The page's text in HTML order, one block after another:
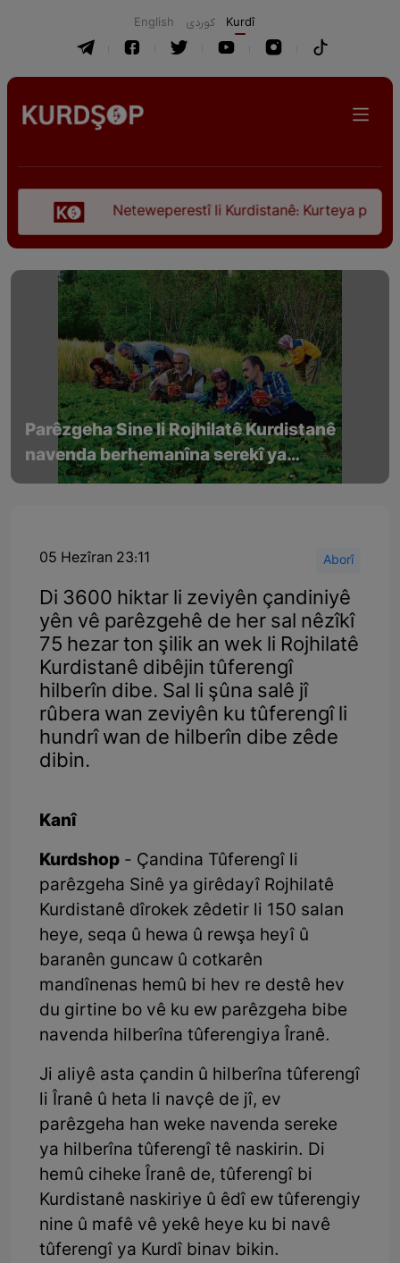
English كوردی Kurdî
Neteweperestî li Kurdistanê: Kurteya pêşveçûna
Parêzgeha Sine li Rojhilatê Kurdistanê
navenda berhemanîna serekî ya
tûferengiyan e li Îranê
05 Hezîran 23:11 Aborî
Di 3600 hiktar li zeviyên çandiniyê
yên vê parêzgehê de her sal nêzîkî
75 hezar ton şilik an wek li Rojhilatê
Kurdistanê dibêjin tûferengî
hilberîn dibe. Sal li şûna salê jî
rûbera wan zeviyên ku tûferengî li
hundrî wan de hilberîn dibe zêde
dibin.
Kanî
Kurdshop - Çandina Tûferengî li
parêzgeha Sinê ya girêdayî Rojhilatê
Kurdistanê dîrokek zêdetir li 150 salan
heye, seqa û hewa û rewşa heyî û
baranên guncaw û cotkarên
mandînenas hemû bi hev re destê hev
du girtine bo vê ku ew parêzgeha bibe
navenda hilberîna tûferengiya Îranê.
Ji aliyê asta çandin û hilberîna tûferengî
li Îranê û heta li navçê de jî, ev
parêzgeha han weke navenda sereke
ya hilberîna tûferengî tê naskirin. Di
hemû ciheke Îranê de, tûferengî bi
Kurdistanê naskiriye û êdî ew tûferengiy
nine û mafê vê yekê heye ku bi navê
tûferengî ya Kurdî binav bikin.